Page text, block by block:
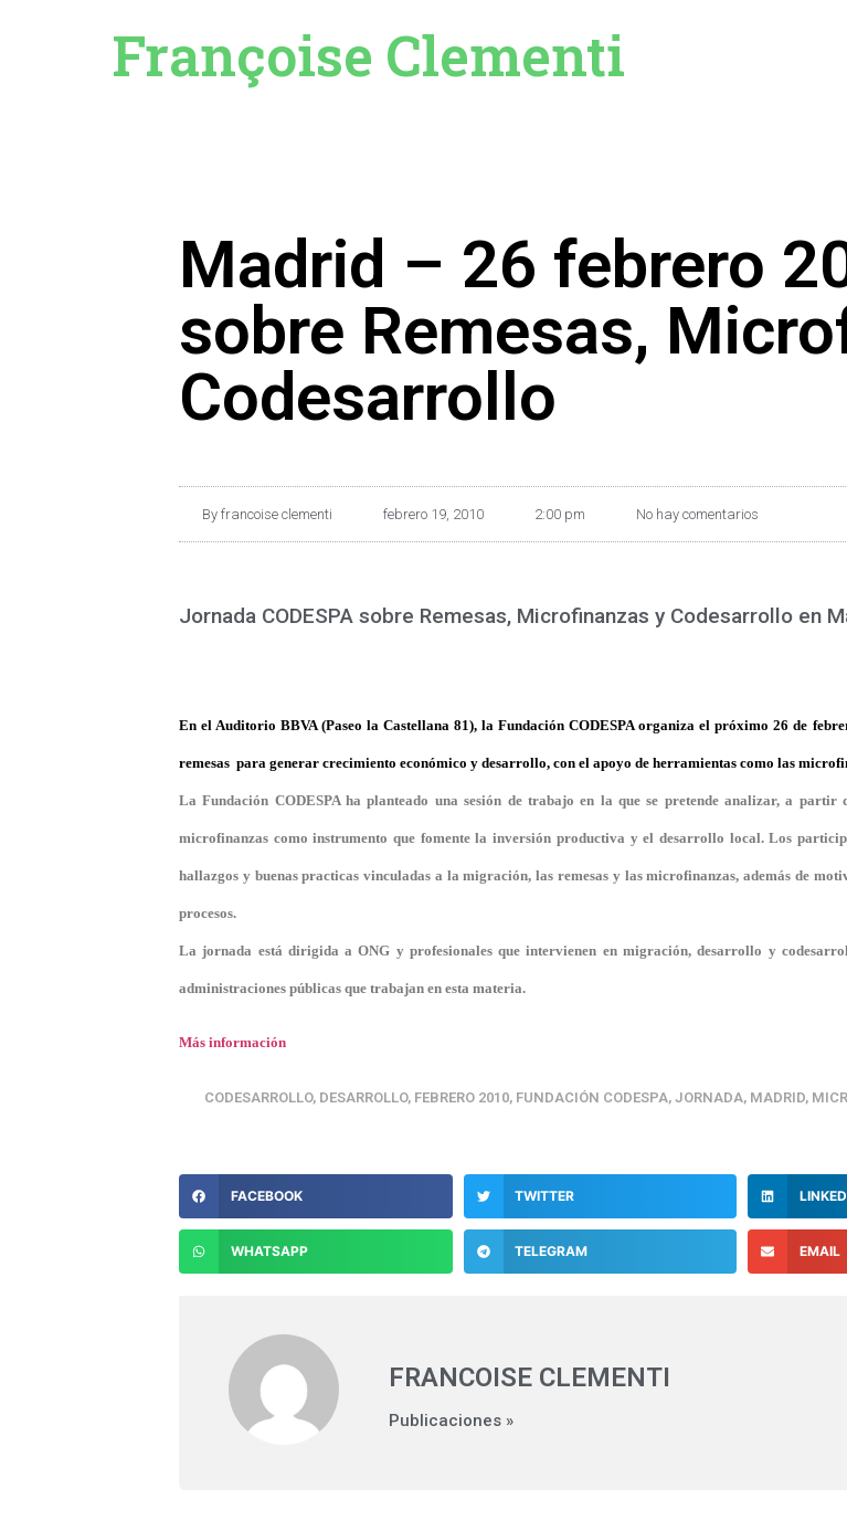
Françoise Clementi
Madrid – 26 febrero
sobre Remesas,
Codesarrollo
By francoise clementi febrero 19, 2010 2:00 pm No hay comentarios
Jornada CODESPA sobre Remesas, Microfinanzas y Codesarrollo en
En el Auditorio BBVA (Paseo la Castellana 81), la Fundación CODESPA organiza el próximo 26 de
remesas para generar crecimiento económico y desarrollo, con el apoyo de herramientas como las
La Fundación CODESPA ha planteado una sesión de trabajo en la que se pretende analizar, a
microfinanzas como instrumento que fomente la inversión productiva y el desarrollo local. Los
hallazgos y buenas practicas vinculadas a la migración, las remesas y las microfinanzas, además de
procesos.
La jornada está dirigida a ONG y profesionales que intervienen en migración, desarrollo y
administraciones públicas que trabajan en esta materia.
Más información
CODESARROLLO, DESARROLLO, FEBRERO 2010, FUNDACIÓN CODESPA, JORNADA, MADRID,
FACEBOOK TWITTER
WHATSAPP TELEGRAM EMAIL
FRANCOISE CLEMENTI
Publicaciones »